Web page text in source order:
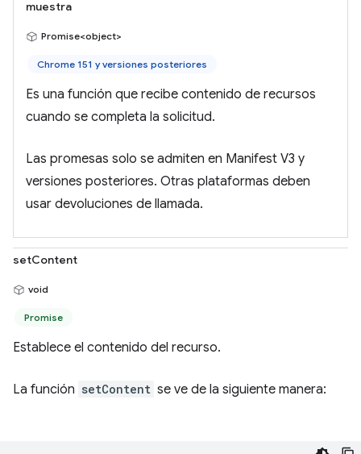
muestra
Promise<object>
Chrome 151 y versiones posteriores
Es una función que recibe contenido de recursos
cuando se completa la solicitud.
Las promesas solo se admiten en Manifest V3 y
versiones posteriores. Otras plataformas deben
usar devoluciones de llamada.
setContent
void
Promise
Establece el contenido del recurso.
La función setContent se ve de la siguiente manera: